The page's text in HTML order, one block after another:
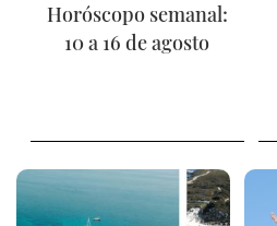
Horóscopo semanal:
10 a 16 de agosto